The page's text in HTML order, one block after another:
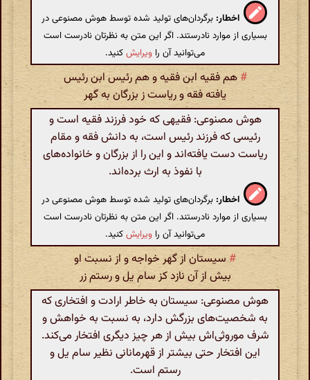
اخطار: برگردان‌های تولید شده توسط هوش مصنوعی در
بسیاری از موارد نادرستند. اگر این متن به نظرتان نادرست است
می‌توانید آن را ویرایشکنید.
# هم فقیه ابن فقیه و هم رئیس ابن رئیس
یافته فقه و ریاست ز بزرگان به گهر
هوش مصنوعی: فقیهی که خود فرزند فقیه است و
رئیسی که فرزند رئیس است، به دانش فقه و مقام
ریاست دست یافته‌اند و این را از بزرگان و خانواده‌های
با نفوذ به ارث برده‌اند.
اخطار: برگردان‌های تولید شده توسط هوش مصنوعی در
بسیاری از موارد نادرستند. اگر این متن به نظرتان نادرست است
می‌توانید آن را ویرایشکنید.
#سیستان از گهر خواجه و از نسبت او
بیش از آن نازد کز سام یل و رستم زر
هوش مصنوعی: سیستان به خاطر ارادت و افتخاری که
به شخصیت‌های بزرگش دارد، به نسبت به خواهش و
شرف موروثی‌اش بیش از هر چیز دیگری افتخار می‌کند.
این افتخار حتی بیشتر از قهرمانانی نظیر سام یل و
رستم است.